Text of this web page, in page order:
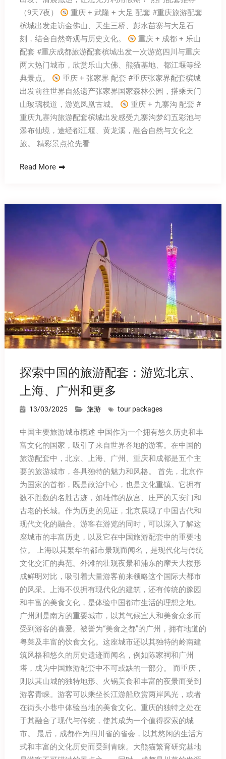
（9天7夜）
重庆 + 武隆 + 大足 配套 #重庆旅游配套
槟城出发走访金佛山、天生三桥、彭水苗寨与大足石
刻，结合自然奇观与历史文化。
重庆 + 成都 + 乐山
配套 #重庆成都旅游配套槟城出发一次游览四川与重庆
两大热门城市，欣赏乐山大佛、熊猫基地、都江堰等经
典景点。
重庆 + 张家界 配套 #重庆张家界配套槟城
出发前往世界自然遗产张家界国家森林公园，搭乘天门
山玻璃栈道，游览凤凰古城。
重庆 + 九寨沟 配套 #
重庆九寨沟旅游配套槟城出发感受九寨沟梦幻五彩池与
瀑布仙境，途经都江堰、黄龙溪，融合自然与文化之
旅。 精彩景点抢先看
Read More
探索中国的旅游配套：游览北京、
上海、广州和更多
13/03/2025 旅游 tour packages
中国主要旅游城市概述 中国作为一个拥有悠久历史和丰
富文化的国家，吸引了来自世界各地的游客。在中国的
旅游配套中，北京、上海、广州、重庆和成都是五个主
要的旅游城市，各具独特的魅力和风格。 首先，北京作
为国家的首都，既是政治中心，也是文化重镇。它拥有
数不胜数的名胜古迹，如雄伟的故宫、庄严的天安门和
古老的长城。作为历史的见证，北京展现了中国古代和
现代文化的融合。游客在游览的同时，可以深入了解这
座城市的丰富历史，以及它在中国旅游配套中的重要地
位。 上海以其繁华的都市景观而闻名，是现代化与传统
文化交汇的典范。外滩的壮观夜景和浦东的摩天大楼形
成鲜明对比，吸引着大量游客前来领略这个国际大都市
的风采。上海不仅拥有现代化的建筑，还有传统的豫园
和丰富的美食文化，是体验中国都市生活的理想之地。
广州则是南方的重要城市，以其气候宜人和美食众多而
受到游客的喜爱。被誉为“美食之都”的广州，拥有地道的
粤菜及丰富的饮食文化。这座城市还以其独特的岭南建
筑风格和悠久的历史遗迹而闻名，例如陈家祠和广州
塔，成为中国旅游配套中不可或缺的一部分。 而重庆，
则以其山城的独特地形、火锅美食和丰富的夜景而受到
游客青睐。游客可以乘坐长江游船欣赏两岸风光，或者
在街头小巷中体验当地的美食文化。重庆的独特之处在
于其融合了现代与传统，使其成为一个值得探索的城
市。 最后，成都作为四川省的省会，以其悠闲的生活方
式和丰富的文化历史而受到青睐。大熊猫繁育研究基地